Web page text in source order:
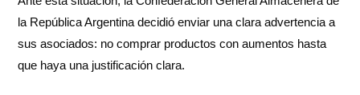
la República Argentina decidió enviar una clara advertencia a
sus asociados: no comprar productos con aumentos hasta
que haya una justificación clara.